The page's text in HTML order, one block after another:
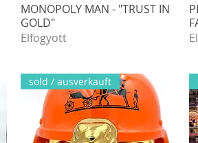
Gyorsnézet
MONOPOLY MAN - "TRUST IN
GOLD"
Elfogyott
sold / ausverkauft